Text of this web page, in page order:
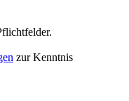
zur Kenntnis